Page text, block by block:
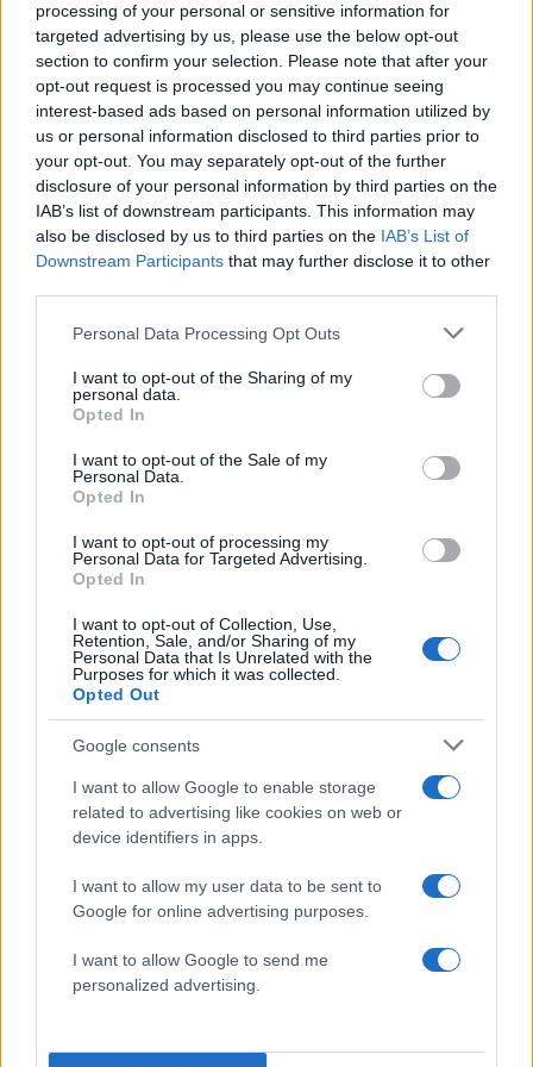
processing of your personal or sensitive information for
targeted advertising by us, please use the below opt-out
section to confirm your selection. Please note that after your
opt-out request is processed you may continue seeing
interest-based ads based on personal information utilized by
us or personal information disclosed to third parties prior to
your opt-out. You may separately opt-out of the further
disclosure of your personal information by third parties on the
IAB’s list of downstream participants. This information may
also be disclosed by us to third parties on the IAB’s List of
Downstream Participants that may further disclose it to other
Please note that this website/app uses one or more Google
not limited to your visit or usage behaviour. You may click to
grant or deny consent to Google and its third-party tags to
use your data for below specified purposes in below Google
consent section.
Personal Data Processing Opt Outs
I want to opt-out of the Sharing of my
personal data.
Opted In
I want to opt-out of the Sale of my
Personal Data.
Opted In
I want to opt-out of processing my
Personal Data for Targeted Advertising.
Opted In
I want to opt-out of Collection, Use,
Retention, Sale, and/or Sharing of my
Personal Data that Is Unrelated with the
Purposes for which it was collected.
Opted Out
Google consents
I want to allow Google to enable storage
related to advertising like cookies on web or
device identifiers in apps.
I want to allow my user data to be sent to
Google for online advertising purposes.
I want to allow Google to send me
personalized advertising.
Και η Ξάνθη αντιμετώπισε προβλήματα από την
ισχυρή βροχόπτωση, ιδιαίτερα στα ορεινά
τμήματα, όπως στο χωριό Συδίνη.
Ισχυρή κακοκαιρία έπληξε τονΔήμο
Μακρακώμηςκαι ολόκληρη τη
Φθιώτιδα,
με χαλάζι στα ορεινά, έντονες
βροχοπτώσεις στα πεδινά και θυελλώδεις